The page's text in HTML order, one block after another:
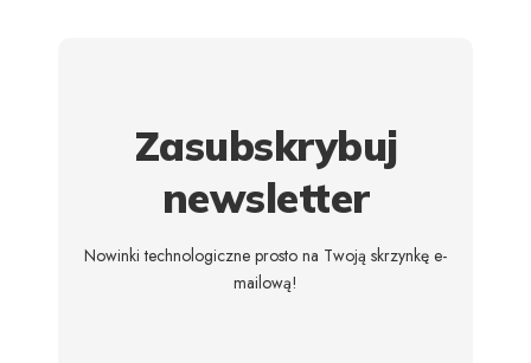
Zasubskrybuj
newsletter
Nowinki technologiczne prosto na Twoją skrzynkę e-
mailową!